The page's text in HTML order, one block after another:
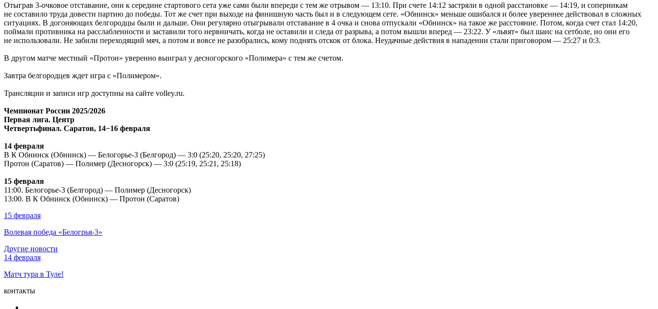
Отыграв 3-очковое отставание, они к середине стартового сета уже сами были впереди с тем же отрывом — 13:10. При счете 14:12 застряли в одной расстановке — 14:19, и соперникам
не составило труда довести партию до победы. Тот же счет при выходе на финишную часть был и в следующем сете. «Обнинск» меньше ошибался и более увереннее действовал в сложных
ситуациях. В догоняющих белгородцы были и дальше. Они регулярно отыгрывали отставание в 4 очка и снова отпускали «Обнинск» на такое же расстояние. Потом, когда счет стал 14:20,
поймали противника на расслабленности и заставили того нервничать, когда не оставили и следа от разрыва, а потом вышли вперед — 23:22. У «львят» был шанс на сетболе, но они его
не использовали. Не забили переходящий мяч, а потом и вовсе не разобрались, кому поднять отскок от блока. Неудачные действия в нападении стали приговором — 25:27 и 0:3.
В другом матче местный «Протон» уверенно выиграл у десногорского «Полимера» с тем же счетом.
Завтра белгородцев ждет игра с «Полимером».
Трансляции и записи игр доступны на сайте volley.ru.
Чемпионат России 2025/2026
Первая лига. Центр
Четвертьфинал. Саратов, 14−16 февраля
14 февраля
В К Обнинск (Обнинск) — Белогорье-3 (Белгород) — 3:0 (25:20, 25:20, 27:25)
Протон (Саратов) — Полимер (Десногорск) — 3:0 (25:19, 25:21, 25:18)
15 февраля
11:00. Белогорье-3 (Белгород) — Полимер (Десногорск)
13:00. В К Обнинск (Обнинск) — Протон (Саратов)
15 февраля
Волевая победа «Белогрья-3»
Другие новости
14 февраля
Матч тура в Туле!
контакты